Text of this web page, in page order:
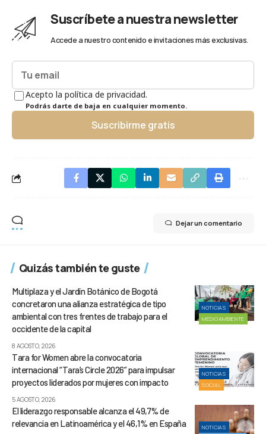
Suscríbete a nuestra newsletter
Accede a nuestro contenido e invitaciones más exclusivas.
Acepto la política de privacidad.
Podrás darte de baja en cualquier momento.
Suscribirme gratis
Dejar un comentario
Quizás también te guste
NOTICIAS
MEDIOAMBIENTE
Multiplaza y el Jardín Botánico de Bogotá
concretaron una alianza estratégica de tipo
ambiental con tres frentes de trabajo para el
occidente de la capital
8 AGOSTO, 2026
NOTICIAS
SOCIAL
Tara for Women abre la convocatoria
internacional “Tara’s Circle 2026” para impulsar
proyectos liderados por mujeres con impacto
5 AGOSTO, 2026
NOTICIAS
El liderazgo responsable alcanza el 49,7% de
relevancia en Latinoamérica y el 46,1% en España